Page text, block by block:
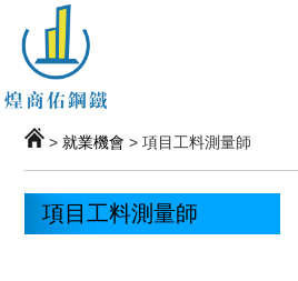
>就業機會 > 項目工料測量師
項目工料測量師